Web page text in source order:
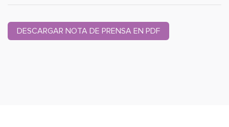
DESCARGAR NOTA DE PRENSA EN PDF